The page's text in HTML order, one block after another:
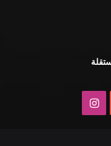
انستقرام